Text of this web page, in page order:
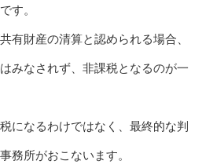
す。
有財産の清算と認められる場合、
みなされず、非課税となるのが一
になるわけではなく、最終的な判
務所がおこないます。